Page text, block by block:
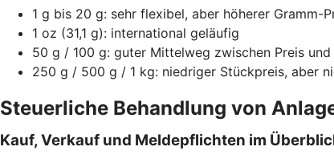
1 g bis 20 g: sehr flexibel, aber höherer Gramm-
1 oz (31,1 g): international geläufig
50 g / 100 g: guter Mittelweg zwischen Preis
250 g / 500 g / 1 kg: niedriger Stückpreis, aber
Steuerliche Behandlung von
Kauf, Verkauf und Meldepflichten im